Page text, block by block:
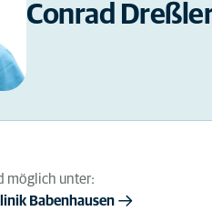
Conrad
möglich unter:
Babenhausen